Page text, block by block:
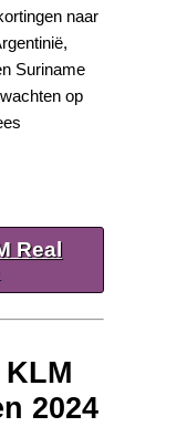
naar
Suriname
op
Real
2024